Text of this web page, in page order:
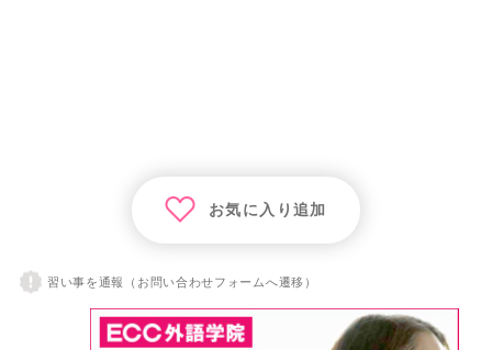
お気に入り追加
習い事を通報（お問い合わせフォームへ遷移）